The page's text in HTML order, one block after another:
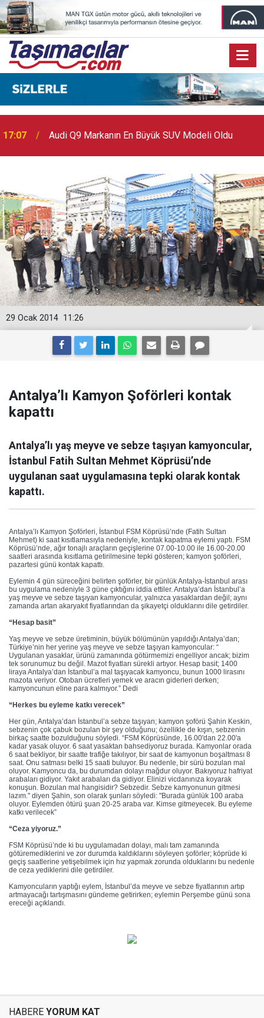
17:07 Audi Q9 Markanın En Büyük SUV Modeli Oldu
11:26
29 Ocak 2014
Antalya’lı Kamyon Şoförleri kontak
kapattı
Antalya’lı yaş meyve ve sebze taşıyan kamyoncular,
İstanbul Fatih Sultan Mehmet Köprüsü’nde
uygulanan saat uygulamasına tepki olarak kontak
kapattı.
Antalya’lı Kamyon Şoförleri, İstanbul FSM Köprüsü’nde (Fatih Sultan
Mehmet) ki saat kısıtlamasıyla nedeniyle, kontak kapatma eylemi yaptı. FSM
Köprüsü’nde, ağır tonajlı araçların geçişlerine 07.00-10.00 ile 16.00-20.00
saatleri arasında kısıtlama getirilmesine tepki gösteren; kamyon şoförleri,
pazartesi günü kontak kapattı.
Eylemin 4 gün süreceğini belirten şoförler, bir günlük Antalya-İstanbul arası
bu uygulama nedeniyle 3 güne çıktığını iddia ettiler. Antalya’dan İstanbul’a
yaş meyve ve sebze taşıyan kamyoncular, yalnızca yasaklardan değil; aynı
zamanda artan akaryakıt fiyatlarından da şikayetçi olduklarını dile getirdiler.
“Hesap basit”
Yaş meyve ve sebze üretiminin, büyük bölümünün yapıldığı Antalya’dan;
Türkiye’nin her yerine yaş meyve ve sebze taşıyan kamyoncular: “
Uygulanan yasaklar, ürünü zamanında götürmemizi engelliyor ancak; bizim
tek sorunumuz bu değil. Mazot fiyatları sürekli artıyor. Hesap basit; 1400
liraya Antalya’dan İstanbul’a mal taşıyacak kamyoncu, bunun 1000 lirasını
mazota veriyor. Otoban ücretleri yemek ve aracın giderleri derken;
kamyoncunun eline para kalmıyor.” Dedi
“Herkes bu eyleme katkı verecek”
Her gün, Antalya’dan İstanbul’a sebze taşıyan; kamyon şoförü Şahin Keskin,
sebzenin çok çabuk bozulan bir şey olduğunu; özellikle de kışın, sebzenin
birkaç saatte bozulduğunu söyledi. “FSM Köprüsünde, 16.00'dan 22.00'a
kadar yasak oluyor. 6 saat yasaktan bahsediyoruz burada. Kamyonlar orada
6 saat bekliyor, bir saatte trafiğe takılıyor, bir saat de kamyonun boşaltması 8
saat. Onu satması belki 15 saati buluyor. Bu nedenle, bir sürü bozulan mal
oluyor. Kamyoncu da, bu durumdan dolayı mağdur oluyor. Bakıyoruz hafriyat
arabaları gidiyor. Yakıt arabaları da gidiyor. Elinizi vicdanınıza koyarak
konuşun. Bozulan mal hangisidir? Sebzedir. Sebze kamyonunun gitmesi
lazım." diyen Şahin, son olarak şunları söyledi: "Burada günlük 100 araba
oluyor. Eylemden ötürü şuan 20-25 araba var. Kimse gitmeyecek. Bu eyleme
katkı verilecek”
“Ceza yiyoruz.”
FSM Köprüsü’nde ki bu uygulamadan dolayı, malı tam zamanında
götüremediklerini ve zor durumda kaldıklarını söyleyen şoförler; köprüde ki
geçiş saatlerine yetişebilmek için hız yapmak zorunda olduklarını bu nedenle
de ceza yediklerini dile getirdiler.
Kamyoncuların yaptığı eylem, İstanbul’da meyve ve sebze fiyatlarının artıp
artmayacağı tartışmasını gündeme getirirken; eylemin Perşembe günü sona
ereceği açıklandı.
HABERE YORUM KAT